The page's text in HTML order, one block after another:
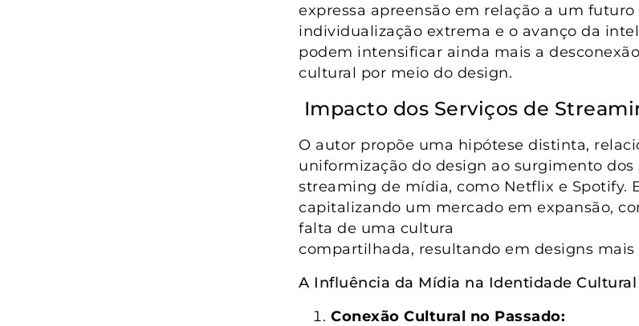
expressa apreensão em relação a um futuro
individualização extrema e o avanço da
podem intensificar ainda mais a
cultural por meio do design.
Impacto dos Serviços de
O autor propõe uma hipótese distinta,
uniformização do design ao surgimento dos
streaming de mídia, como Netflix e Spotify.
capitalizando um mercado em expansão,
falta de uma cultura
compartilhada, resultando em designs mais
A Influência da Mídia na Identidade Cultural
Conexão Cultural no Passado: